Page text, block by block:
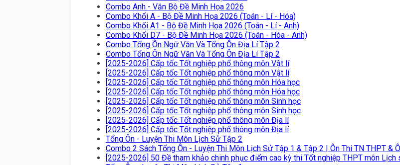
Combo Anh - Văn Bộ Đề Minh Họa 2026
Combo Khối A - Bộ Đề Minh Họa 2026 (Toán - Lí - Hóa)
Combo Khối A1 - Bộ Đề Minh Họa 2026 (Toán - Lí - Anh)
Combo Khối D7 - Bộ Đề Minh Họa 2026 (Toán - Hóa - Anh)
Combo Tổng Ôn Ngữ Văn Và Tổng Ôn Địa Lí Tập 2
Combo Tổng Ôn Ngữ Văn Và Tổng Ôn Địa Lí Tập 2
[2025-2026] Cấp tốc Tốt nghiệp phổ thông môn Vật lí
[2025-2026] Cấp tốc Tốt nghiệp phổ thông môn Vật lí
[2025-2026] Cấp tốc Tốt nghiệp phổ thông môn Hóa học
[2025-2026] Cấp tốc Tốt nghiệp phổ thông môn Hóa học
[2025-2026] Cấp tốc Tốt nghiệp phổ thông môn Sinh học
[2025-2026] Cấp tốc Tốt nghiệp phổ thông môn Sinh học
[2025-2026] Cấp tốc Tốt nghiệp phổ thông môn Địa lí
[2025-2026] Cấp tốc Tốt nghiệp phổ thông môn Địa lí
Tổng Ôn - Luyện Thi Môn Lịch Sử Tập 2
Combo 2 Sách Tổng Ôn - Luyện Thi Môn Lịch Sử Tập 1 & Tập 2 | Ôn Thi TN THPT &
[2025-2026] 50 Đề tham khảo chinh phục điểm cao kỳ thi Tốt nghiệp THPT môn Lịch